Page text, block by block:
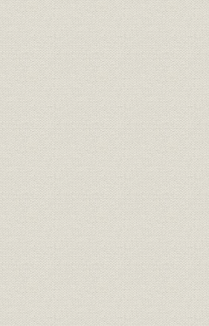
業への飛躍
自動車の発足と初の本格的海外生産
車輸出の自主規制
併―トヨタ自動車の発足
現地生産をスタート
地で充実する海外事業
問題の新展開
内経済と経営基盤の強化
車種開発と国内販売の拡充
周年と円高への対応
場の急伸長とレクサスの開発